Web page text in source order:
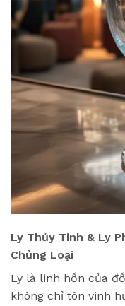
Ly Thủy Tinh & Ly
Chủng Loại
Ly là linh hồn của
không chỉ tôn vinh